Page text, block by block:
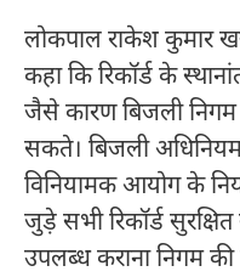
लोकपाल राकेश कुमार
कहा कि रिकॉर्ड के
जैसे कारण बिजली निगम
सकते। बिजली
विनियामक आयोग के
जुड़े सभी रिकॉर्ड
उपलब्ध कराना निगम की